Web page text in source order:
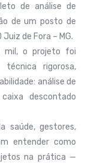
de análise de
de um posto de
de Fora – MG.
mil, o projeto foi
rigorosa,
análise de
descontado
saúde, gestores,
entender como
na prática —